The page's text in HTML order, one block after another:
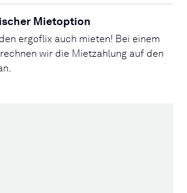
Mietoption
ergoflix auch mieten! Bei einem
wir die Mietzahlung auf den